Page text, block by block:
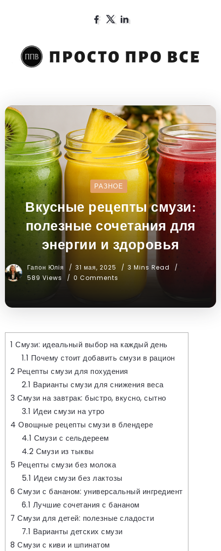
РАЗНОЕ
Вкусные рецепты смузи:
полезные сочетания для
энергии и здоровья
Гапон Юлія 31 мая, 2025
3 Mins Read
589 Views
0 Comments
1 Смузи: идеальный выбор на каждый день
1.1 Почему стоит добавить смузи в рацион
2 Рецепты смузи для похудения
2.1 Варианты смузи для снижения веса
3 Смузи на завтрак: быстро, вкусно, сытно
3.1 Идеи смузи на утро
4 Овощные рецепты смузи в блендере
4.1 Смузи с сельдереем
4.2 Смузи из тыквы
5 Рецепты смузи без молока
5.1 Идеи смузи без лактозы
6 Смузи с бананом: универсальный ингредиент
6.1 Лучшие сочетания с бананом
7 Смузи для детей: полезные сладости
7.1 Варианты детских смузи
8 Смузи с киви и шпинатом